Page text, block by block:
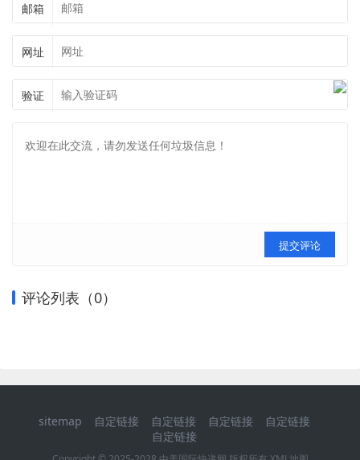
邮箱
网址
验证
提交评论
评论列表（0）
sitemap 自定链接 自定链接 自定链接
自定链接
自定链接